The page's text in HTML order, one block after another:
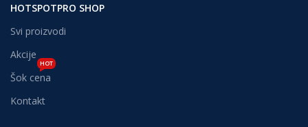
HOTSPOTPRO SHOP
Svi proizvodi
Akcije
Šok cena
HOT
Kontakt